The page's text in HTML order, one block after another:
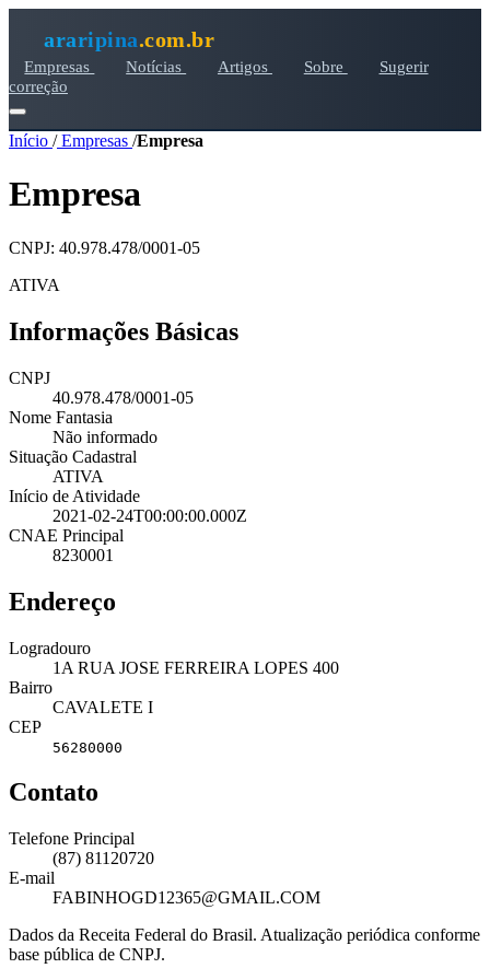
araripina.com.br
Empresas Notícias Artigos Sobre
Sugerir
correção
Início /Empresas /Empresa
Empresa
CNPJ: 40.978.478/0001-05
ATIVA
Informações Básicas
CNPJ
40.978.478/0001-05
Nome Fantasia
Não informado
Situação Cadastral
ATIVA
Início de Atividade
2021-02-24T00:00:00.000Z
CNAE Principal
8230001
Endereço
Logradouro
1A RUA JOSE FERREIRA LOPES 400
Bairro
CAVALETE I
CEP
56280000
Contato
Telefone Principal
(87) 81120720
E-mail
FABINHOGD12365@GMAIL.COM
Dados da Receita Federal do Brasil. Atualização periódica conforme
base pública de CNPJ.